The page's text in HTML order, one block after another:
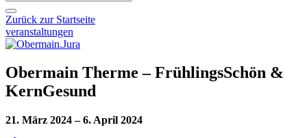
Zurück zur Startseite
veranstaltungen
Obermain Therme – FrühlingsSchön &
KernGesund
21. März 2024 – 6. April 2024